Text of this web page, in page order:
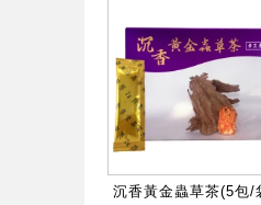
沉香黃金蟲草茶(5包/